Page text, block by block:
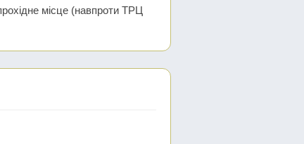
місце (навпроти ТРЦ